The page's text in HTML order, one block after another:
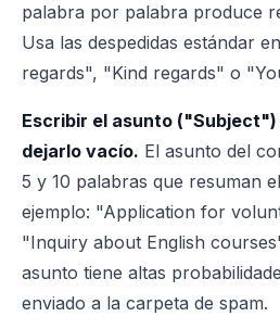
palabra por palabra produce
Usa las despedidas estándar
regards", "Kind regards" o
Escribir el asunto ("Subject")
dejarlo vacío. El asunto del
5 y 10 palabras que resuman
ejemplo: "Application for
"Inquiry about English
asunto tiene altas
enviado a la carpeta de spam.